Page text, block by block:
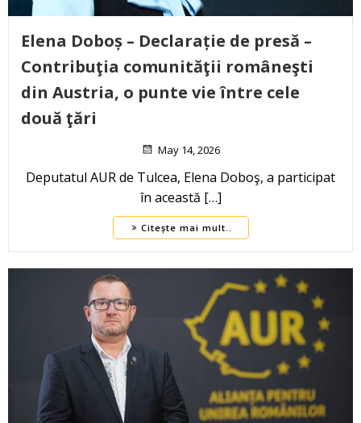
Elena Doboș – Declarație de presă –
Contribuţia comunităţii româneşti
din Austria, o punte vie între cele
două ţări
May 14, 2026
Deputatul AUR de Tulcea, Elena Doboş, a participat
în această […]
Citește mai mult..